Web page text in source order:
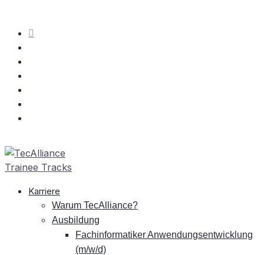
Kar­rie­re
War­um TecAlliance?
Aus­bil­dung
Fach­in­for­ma­ti­ker An­wen­dungs­ent­wick­lung
(m/w/d)